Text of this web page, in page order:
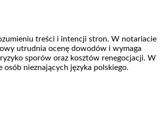
treści i intencji stron. W notariacie
utrudnia ocenę dowodów i wymaga
sporów oraz kosztów renegocjacji. W
nieznających języka polskiego.